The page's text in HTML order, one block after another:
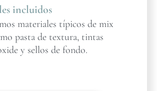
incluidos
materiales típicos de mix
pasta de textura, tintas
y sellos de fondo.